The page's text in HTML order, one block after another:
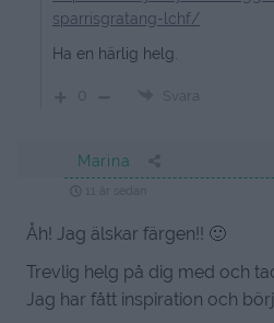
sparrisgratang-lchf/
Ha en härlig helg.
0 Svara
Marina
11 år sedan
Åh! Jag älskar färgen!! 🙂
Trevlig helg på dig med och
Jag har fått inspiration och